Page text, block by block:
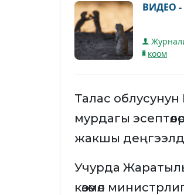
ВИДЕО -
коом
Талас
мурдагы
жакшы
Учурда
көзөмөл